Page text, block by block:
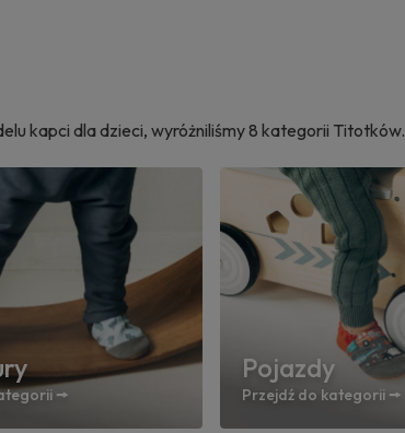
kapci dla dzieci, wyróżniliśmy 8 kategorii Titotków.
🠚
Pojazdy
Przejdź do kategorii 🠚